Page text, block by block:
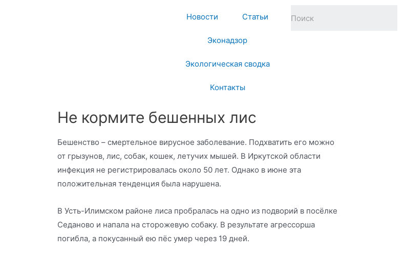
Новости Статьи
Эконадзор
Экологическая сводка
Контакты
Не кормите бешенных лис
Бешенство – смертельное вирусное заболевание. Подхватить его можно
от грызунов, лис, собак, кошек, летучих мышей. В Иркутской области
инфекция не регистрировалась около 50 лет. Однако в июне эта
положительная тенденция была нарушена.
В Усть-Илимском районе лиса пробралась на одно из подворий в посёлке
Седаново и напала на сторожевую собаку. В результате агрессорша
погибла, а покусанный ею пёс умер через 19 дней.